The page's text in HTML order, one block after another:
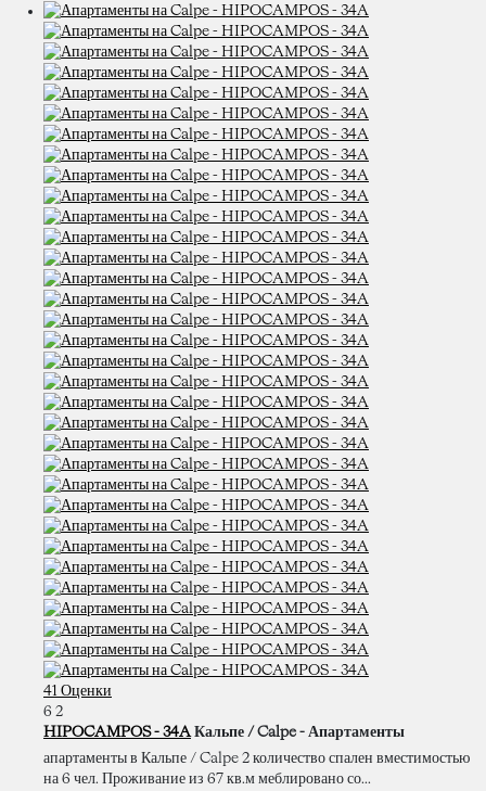
41 Оценки
6 2
HIPOCAMPOS - 34A Кальпе / Calpe - Апартаменты
апартаменты в Кальпе / Calpe 2 количество спален вместимостью
на 6 чел. Проживание из 67 кв.м меблировано со...